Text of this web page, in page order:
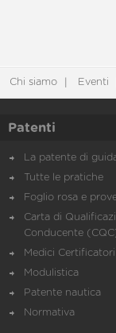
Chi siamo Eventi
Patenti
La patente di
Tutte le pratiche
Foglio rosa e
Carta di
Conducente
Medici
Modulistica
Patente nautica
Normativa